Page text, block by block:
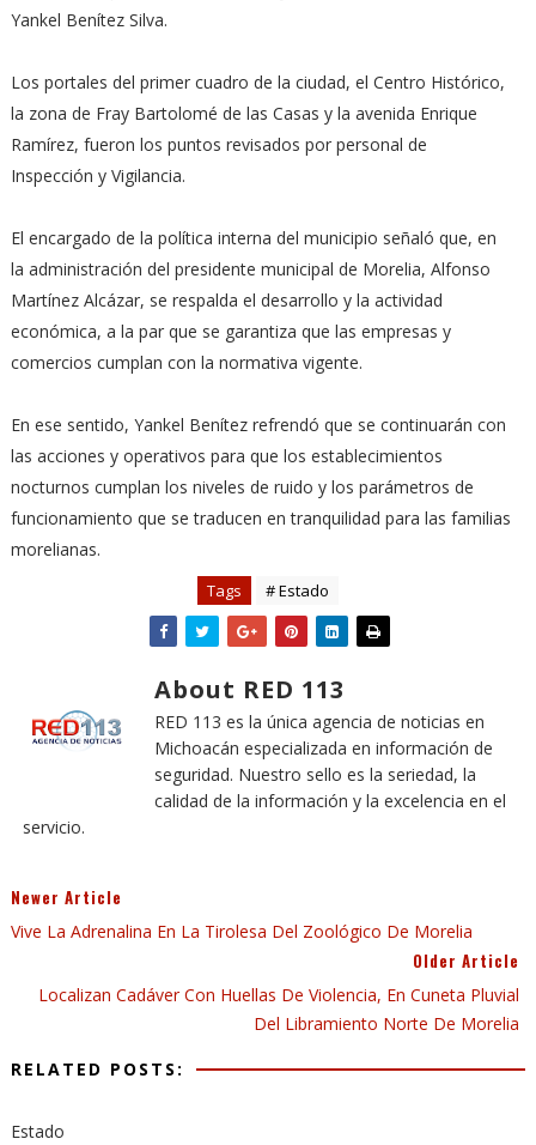
Yankel Benítez Silva.
Los portales del primer cuadro de la ciudad, el Centro Histórico,
la zona de Fray Bartolomé de las Casas y la avenida Enrique
Ramírez, fueron los puntos revisados por personal de
Inspección y Vigilancia.
El encargado de la política interna del municipio señaló que, en
la administración del presidente municipal de Morelia, Alfonso
Martínez Alcázar, se respalda el desarrollo y la actividad
económica, a la par que se garantiza que las empresas y
comercios cumplan con la normativa vigente.
En ese sentido, Yankel Benítez refrendó que se continuarán con
las acciones y operativos para que los establecimientos
nocturnos cumplan los niveles de ruido y los parámetros de
funcionamiento que se traducen en tranquilidad para las familias
morelianas.
Tags # Estado
About RED 113
RED 113 es la única agencia de noticias en
Michoacán especializada en información de
seguridad. Nuestro sello es la seriedad, la
calidad de la información y la excelencia en el
servicio.
Newer Article
Vive La Adrenalina En La Tirolesa Del Zoológico De Morelia
Older Article
Localizan Cadáver Con Huellas De Violencia, En Cuneta Pluvial
Del Libramiento Norte De Morelia
RELATED POSTS:
Estado